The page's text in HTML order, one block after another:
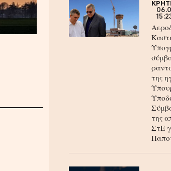
της
της
ΣτΕ